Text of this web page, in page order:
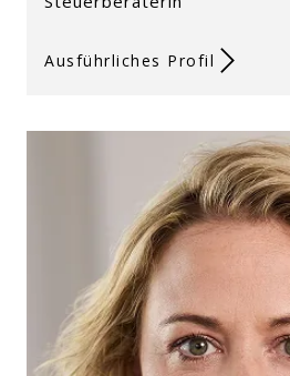
Ausführliches Profil